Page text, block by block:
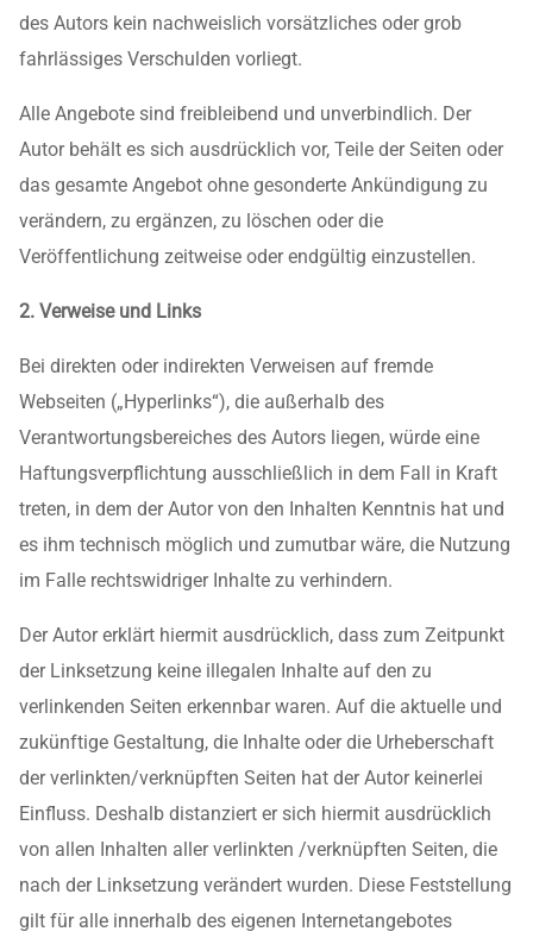
des Autors kein nachweislich vorsätzliches oder grob
fahrlässiges Verschulden vorliegt.
Alle Angebote sind freibleibend und unverbindlich. Der
Autor behält es sich ausdrücklich vor, Teile der Seiten oder
das gesamte Angebot ohne gesonderte Ankündigung zu
verändern, zu ergänzen, zu löschen oder die
Veröffentlichung zeitweise oder endgültig einzustellen.
2. Verweise und Links
Bei direkten oder indirekten Verweisen auf fremde
Webseiten („Hyperlinks“), die außerhalb des
Verantwortungsbereiches des Autors liegen, würde eine
Haftungsverpflichtung ausschließlich in dem Fall in Kraft
treten, in dem der Autor von den Inhalten Kenntnis hat und
es ihm technisch möglich und zumutbar wäre, die Nutzung
im Falle rechtswidriger Inhalte zu verhindern.
Der Autor erklärt hiermit ausdrücklich, dass zum Zeitpunkt
der Linksetzung keine illegalen Inhalte auf den zu
verlinkenden Seiten erkennbar waren. Auf die aktuelle und
zukünftige Gestaltung, die Inhalte oder die Urheberschaft
der verlinkten/verknüpften Seiten hat der Autor keinerlei
Einfluss. Deshalb distanziert er sich hiermit ausdrücklich
von allen Inhalten aller verlinkten /verknüpften Seiten, die
nach der Linksetzung verändert wurden. Diese Feststellung
gilt für alle innerhalb des eigenen Internetangebotes